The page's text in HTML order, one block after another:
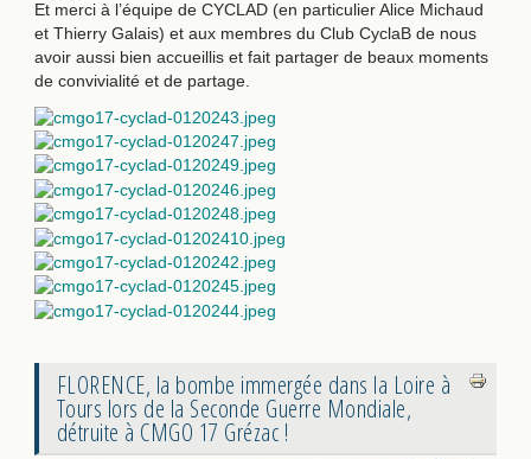
Et merci à l’équipe de CYCLAD (en particulier Alice Michaud
et Thierry Galais) et aux membres du Club CyclaB de nous
avoir aussi bien accueillis et fait partager de beaux moments
de convivialité et de partage.
FLORENCE, la bombe immergée dans la Loire à
Tours lors de la Seconde Guerre Mondiale,
détruite à CMGO 17 Grézac !